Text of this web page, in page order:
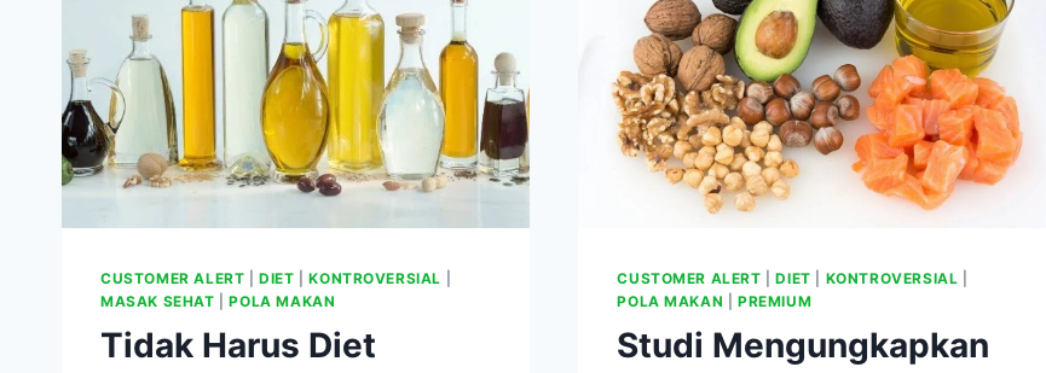
CUSTOMER ALERT |DIET |KONTROVERSIAL
MASAK SEHAT |POLA MAKAN
Tidak Harus Diet
CUSTOMER ALERT |DIET KONTROVERSIAL
POLA MAKAN |PREMIUM
Studi Mengungkapkan